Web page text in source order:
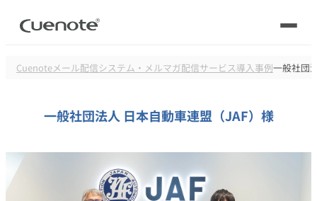
製品
メール配信システム
メールリレーサーバー
活用シーン
会員獲得／ニーズ把握
導入事例
サポート
Cuenoteメール配信システム・メルマガ配信サービス導入事例一般社団
一般社団法人 日本自動車連盟（JAF）様